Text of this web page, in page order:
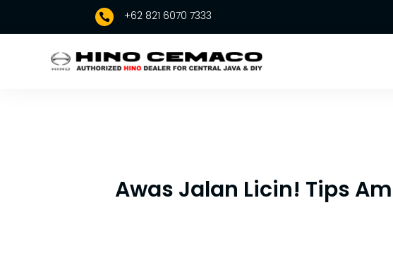
 +62 821 6070 7333
Awas Jalan Licin! Tips